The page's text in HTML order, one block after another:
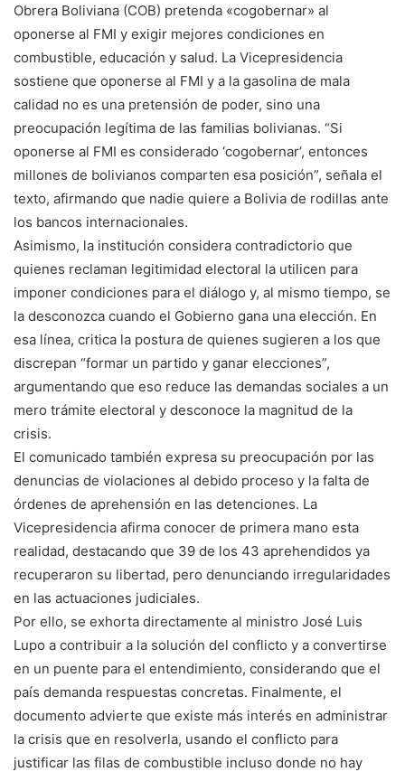
Obrera Boliviana (COB) pretenda «cogobernar» al
oponerse al FMI y exigir mejores condiciones en
combustible, educación y salud. La Vicepresidencia
sostiene que oponerse al FMI y a la gasolina de mala
calidad no es una pretensión de poder, sino una
preocupación legítima de las familias bolivianas. “Si
oponerse al FMI es considerado ‘cogobernar’, entonces
millones de bolivianos comparten esa posición”, señala el
texto, afirmando que nadie quiere a Bolivia de rodillas ante
los bancos internacionales.
Asimismo, la institución considera contradictorio que
quienes reclaman legitimidad electoral la utilicen para
imponer condiciones para el diálogo y, al mismo tiempo, se
la desconozca cuando el Gobierno gana una elección. En
esa línea, critica la postura de quienes sugieren a los que
discrepan “formar un partido y ganar elecciones”,
argumentando que eso reduce las demandas sociales a un
mero trámite electoral y desconoce la magnitud de la
crisis.
El comunicado también expresa su preocupación por las
denuncias de violaciones al debido proceso y la falta de
órdenes de aprehensión en las detenciones. La
Vicepresidencia afirma conocer de primera mano esta
realidad, destacando que 39 de los 43 aprehendidos ya
recuperaron su libertad, pero denunciando irregularidades
en las actuaciones judiciales.
Por ello, se exhorta directamente al ministro José Luis
Lupo a contribuir a la solución del conflicto y a convertirse
en un puente para el entendimiento, considerando que el
país demanda respuestas concretas. Finalmente, el
documento advierte que existe más interés en administrar
la crisis que en resolverla, usando el conflicto para
justificar las filas de combustible incluso donde no hay